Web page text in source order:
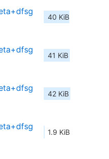
40 KiB
41 KiB
42 KiB
1.9 KiB